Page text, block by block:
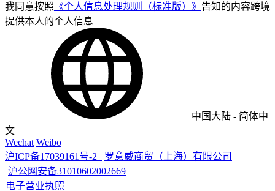
我同意按照 《个人信息处理规则（标准版）》 告知的内容跨境
提供本人的个人信息
中国大陆 - 简体中
文
Wechat Weibo
沪ICP备17039161号-2
罗意威商贸（上海）有限公司
沪公网安备31010602002669
电子营业执照